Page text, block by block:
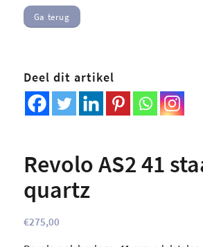
Ga terug
Deel dit artikel
Revolo AS2 41
quartz
€275,00